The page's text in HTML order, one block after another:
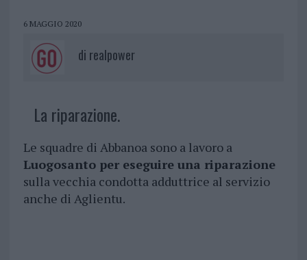
6 MAGGIO 2020
di realpower
La riparazione.
Le squadre di Abbanoa sono a lavoro a
Luogosanto per eseguire una riparazione
sulla vecchia condotta adduttrice al servizio
anche di Aglientu.